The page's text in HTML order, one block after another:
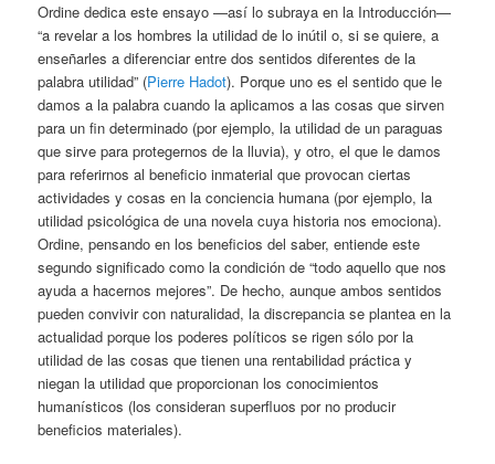
Ordine dedica este ensayo —así lo subraya en la Introducción—
“a revelar a los hombres la utilidad de lo inútil o, si se quiere, a
enseñarles a diferenciar entre dos sentidos diferentes de la
palabra utilidad” (Pierre Hadot). Porque uno es el sentido que le
damos a la palabra cuando la aplicamos a las cosas que sirven
para un fin determinado (por ejemplo, la utilidad de un paraguas
que sirve para protegernos de la lluvia), y otro, el que le damos
para referirnos al beneficio inmaterial que provocan ciertas
actividades y cosas en la conciencia humana (por ejemplo, la
utilidad psicológica de una novela cuya historia nos emociona).
Ordine, pensando en los beneficios del saber, entiende este
segundo significado como la condición de “todo aquello que nos
ayuda a hacernos mejores”. De hecho, aunque ambos sentidos
pueden convivir con naturalidad, la discrepancia se plantea en la
actualidad porque los poderes políticos se rigen sólo por la
utilidad de las cosas que tienen una rentabilidad práctica y
niegan la utilidad que proporcionan los conocimientos
humanísticos (los consideran superfluos por no producir
beneficios materiales).